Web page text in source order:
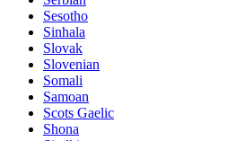
Sesotho
Sinhala
Slovak
Slovenian
Somali
Samoan
Scots Gaelic
Shona